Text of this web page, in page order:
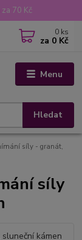
70 Kč
Menu
Hledat
0 ks
za 0 Kč
síly - granát,
síly